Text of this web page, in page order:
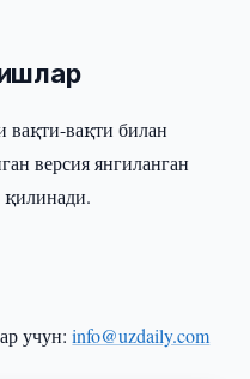
вақти билан
версия янгиланган
қилинади.
учун:info@uzdaily.com